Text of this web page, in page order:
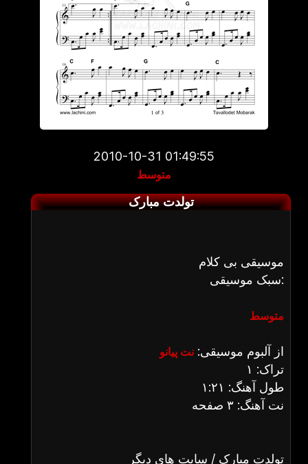
2010-10-31 01:49:55
متوسط
تولدت مبارک
موسیقی بی کلام
سبک موسیقی:
متوسط
از آلبوم موسیقی: نت پیانو
تراک: ۱
طول آهنگ: ۱:۲۱
نت آهنگ: ۳ صفحه
تولدت مبارک / سایت های دیگر